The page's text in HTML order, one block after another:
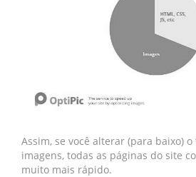
Assim, se você alterar (para baixo)
imagens, todas as páginas do site
muito mais rápido.